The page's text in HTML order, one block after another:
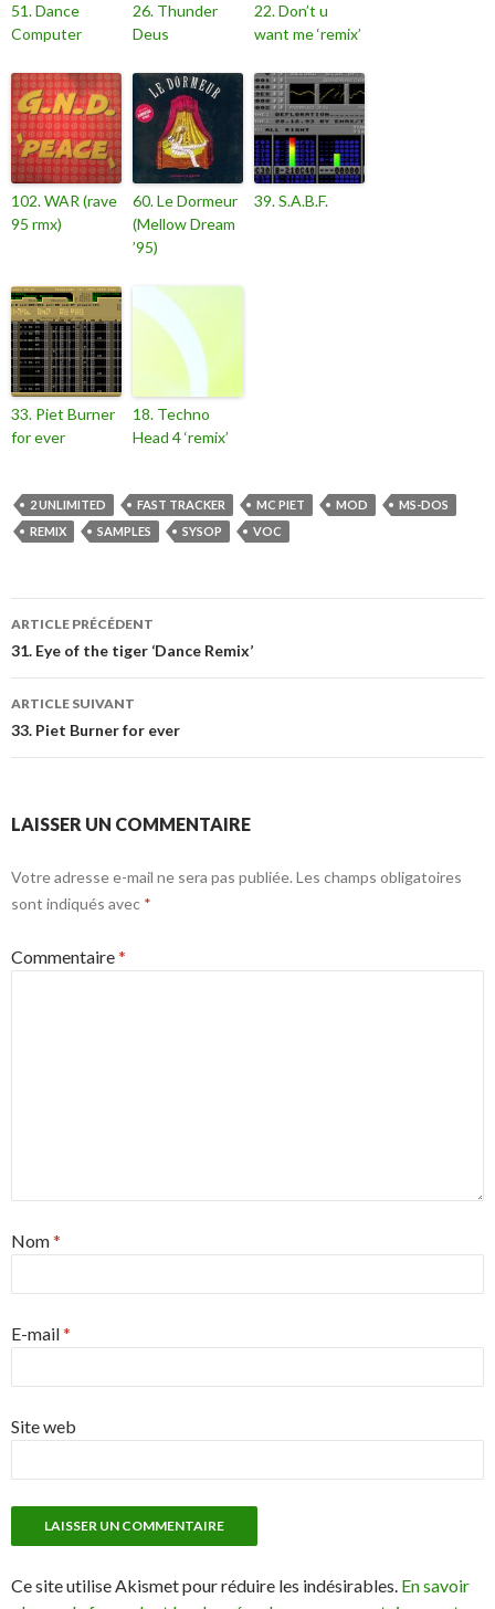
51. Dance
Computer
26. Thunder
Deus
22. Don’t u
want me ‘remix’
102. WAR (rave
95 rmx)
60. Le Dormeur
(Mellow Dream
’95)
39. S.A.B.F.
33. Piet Burner
for ever
18. Techno
Head 4 ‘remix’
2 UNLIMITED FAST TRACKER MC PIET MOD
MS-DOS
REMIX
SAMPLES SYSOP VOC
ARTICLE PRÉCÉDENT
31. Eye of the tiger ‘Dance Remix’
ARTICLE SUIVANT
33. Piet Burner for ever
LAISSER UN COMMENTAIRE
Votre adresse e-mail ne sera pas publiée. Les champs obligatoires
sont indiqués avec *
Commentaire*
Nom*
E-mail*
Site web
Ce site utilise Akismet pour réduire les indésirables. En savoir